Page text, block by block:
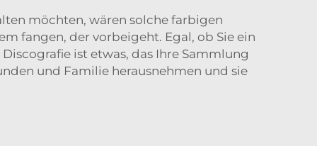
möchten, wären solche farbigen
fangen, der vorbeigeht. Egal, ob Sie ein
ist etwas, das Ihre Sammlung
und Familie herausnehmen und sie